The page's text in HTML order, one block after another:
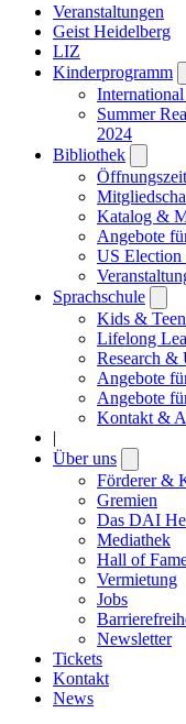
Veranstaltungen
Geist Heidelberg
LIZ
Kinderprogramm
Summer
2024
Bibliothek
Katalog &
Angebote
US
Sprachschule
Kids &
Lifelong
Research
Angebote
Angebote
Kontakt &
|
Über uns
submenu
Förderer &
Gremien
Das DAI
Mediathek
Hall of
Vermietung
Jobs
Newsletter
Tickets
Kontakt
News